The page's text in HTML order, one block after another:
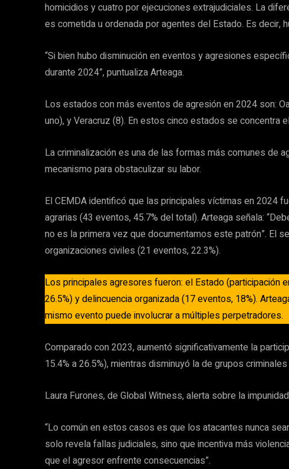
homicidios y cuatro por ejecuciones extrajudiciales. La
es cometida u ordenada por agentes del Estado. Es decir,
“Si bien hubo disminución en eventos y agresiones
durante 2024”, puntualiza Arteaga.
Los estados con más eventos de agresión en 2024 son:
uno), y Veracruz (8). En estos cinco estados se concentra
La criminalización es una de las formas más comunes de
mecanismo para obstaculizar su labor.
El CEMDA identificó que las principales víctimas en 2024
agrarias (43 eventos, 45.7% del total). Arteaga señala:
no es la primera vez que documentamos este patrón”. El
organizaciones civiles (21 eventos, 22.3%).
Los principales agresores fueron: el Estado (participación
26.5%) y delincuencia organizada (17 eventos, 18%).
mismo evento puede involucrar a múltiples perpetradores.
Comparado con 2023, aumentó significativamente la
15.4% a 26.5%), mientras disminuyó la de grupos
Laura Furones, de Global Witness, alerta sobre la
“Lo común en estos casos es que los atacantes nunca
solo revela fallas judiciales, sino que incentiva más
que el agresor enfrente consecuencias”.